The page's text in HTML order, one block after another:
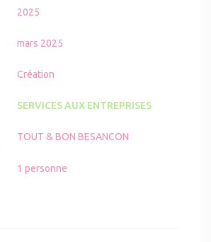
2025
mars 2025
Création
SERVICES AUX ENTREPRISES
TOUT & BON BESANCON
1 personne